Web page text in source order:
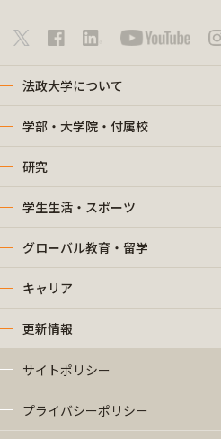
法政大学について
学部・大学院・付属校
研究
学生生活・スポーツ
グローバル教育・留学
キャリア
更新情報
サイトポリシー
プライバシーポリシー